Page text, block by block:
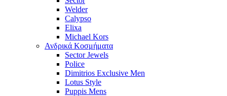
Welder
Calypso
Elixa
Michael Kors
Ανδρικά Κοσμήματα
Sector Jewels
Police
Dimitrios Exclusive Men
Lotus Style
Puppis Mens